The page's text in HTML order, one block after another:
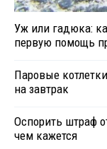
Уж или гадюка:
первую помощь
Паровые
на завтрак
Оспорить штраф
чем кажется